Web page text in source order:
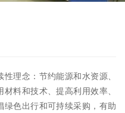
理念：节约能源和水资源、
料和技术、提高利用效率、
绿色出行和可持续采购，有助